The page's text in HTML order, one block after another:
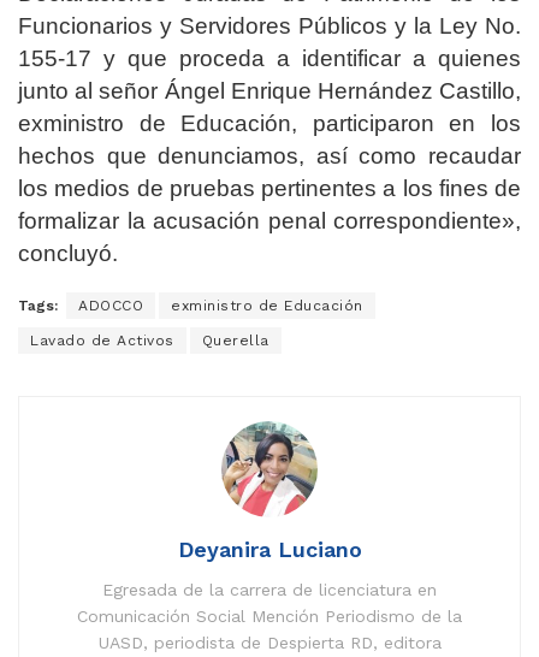
Funcionarios y Servidores Públicos y la Ley No.
155-17 y que proceda a identificar a quienes
junto al señor Ángel Enrique Hernández Castillo,
exministro de Educación, participaron en los
hechos que denunciamos, así como recaudar
los medios de pruebas pertinentes a los fines de
formalizar la acusación penal correspondiente»,
concluyó.
Tags: ADOCCO exministro de Educación
Lavado de Activos Querella
Deyanira Luciano
Egresada de la carrera de licenciatura en
Comunicación Social Mención Periodismo de la
UASD, periodista de Despierta RD, editora